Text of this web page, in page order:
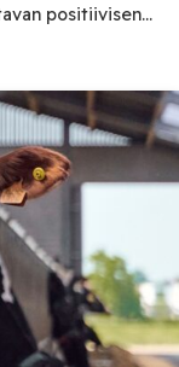
positiivisen
välittömästi
kuolleesta
Porsaiden
ne
–
jatkuu myös